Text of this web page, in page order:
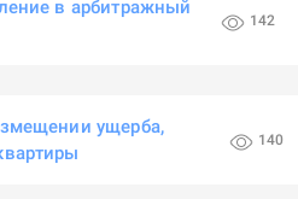
в арбитражный
142
ущерба,
140